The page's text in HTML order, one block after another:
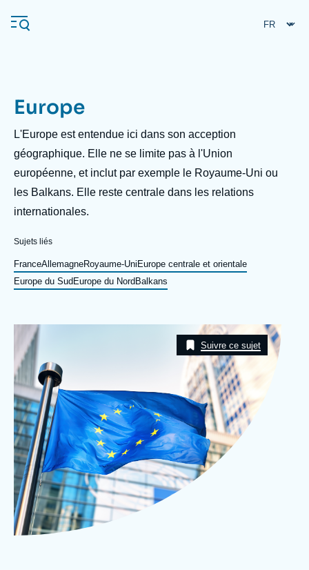
au
contenu
Navigation
principale
L'Ifri
Analyses
Événements
Nous soutenir
À propos de l'Ifri
L'Ifri en bref
Europe
Description
L'Europe est entendue ici dans son acception
géographique. Elle ne se limite pas à l'Union
européenne, et inclut par exemple le Royaume-Uni ou
les Balkans. Elle reste centrale dans les relations
internationales.
Sujets liés
FranceAllemagneRoyaume-Uni Europe centrale et orientale
Europe du Sud Europe du Nord Balkans
Image
Taxonomie
Suivre ce sujet